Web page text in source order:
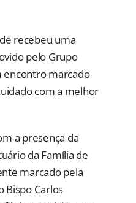
recebeu uma
pelo Grupo
encontro marcado
com a melhor
a presença da
da Família de
marcado pela
Bispo Carlos